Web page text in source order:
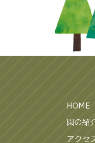
HOME
園の紹
アクセ